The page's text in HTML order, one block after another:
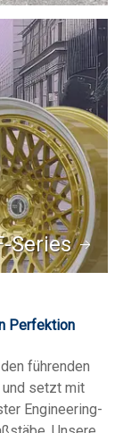
Series
Perfektion
führenden
und setzt mit
Engineering-